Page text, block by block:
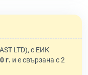
LTD), с ЕИК
г. и е свързана с 2